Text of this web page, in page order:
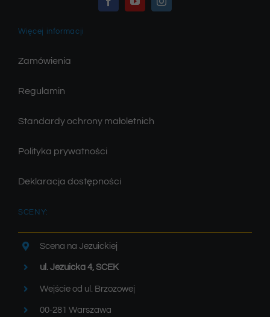
Więcej informacji
Zamówienia
Regulamin
Standardy ochrony małoletnich
Polityka prywatności
Deklaracja dostępności
SCENY:
Scena na Jezuickiej
ul. Jezuicka 4, SCEK
Wejście od ul. Brzozowej
00-281 Warszawa